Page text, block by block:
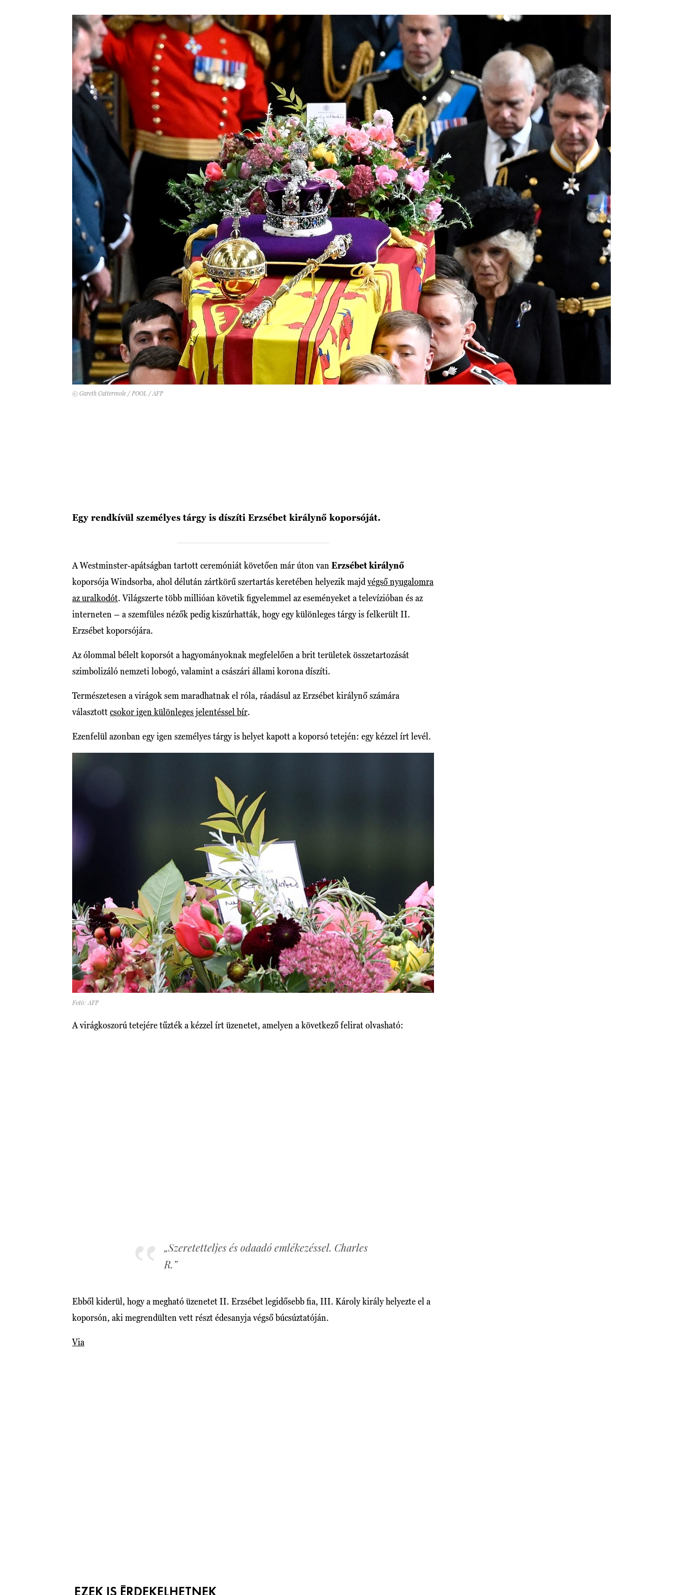
© Gareth Cattermole / POOL / AFP
Egy rendkívül személyes tárgy is díszíti Erzsébet királynő koporsóját.
A Westminster-apátságban tartott ceremóniát követően már úton van Erzsébet királynő
koporsója Windsorba, ahol délután zártkörű szertartás keretében helyezik majd végső nyugalomra
az uralkodót. Világszerte több millióan követik figyelemmel az eseményeket a televízióban és az
interneten – a szemfüles nézők pedig kiszúrhatták, hogy egy különleges tárgy is felkerült II.
Erzsébet koporsójára.
Az ólommal bélelt koporsót a hagyományoknak megfelelően a brit területek összetartozását
szimbolizáló nemzeti lobogó, valamint a császári állami korona díszíti.
Természetesen a virágok sem maradhatnak el róla, ráadásul az Erzsébet királynő számára
választottcsokor igen különleges jelentéssel bír.
Ezenfelül azonban egy igen személyes tárgy is helyet kapott a koporsó tetején: egy kézzel írt levél.
Fotó: AFP
A virágkoszorú tetejére tűzték a kézzel írt üzenetet, amelyen a következő felirat olvasható:
„Szeretetteljes és odaadó emlékezéssel. Charles
R.”
Ebből kiderül, hogy a megható üzenetet II. Erzsébet legidősebb fia, III. Károly király helyezte el a
koporsón, aki megrendülten vett részt édesanyja végső búcsúztatóján.
Via